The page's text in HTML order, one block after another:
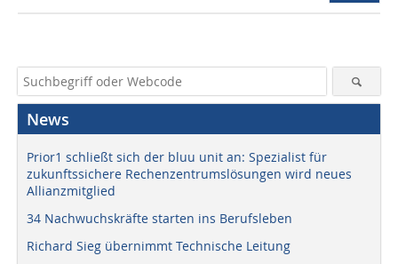
News
Prior1 schließt sich der bluu unit an: Spezialist für
zukunftssichere Rechenzentrumslösungen wird neues
Allianzmitglied
34 Nachwuchskräfte starten ins Berufsleben
Richard Sieg übernimmt Technische Leitung